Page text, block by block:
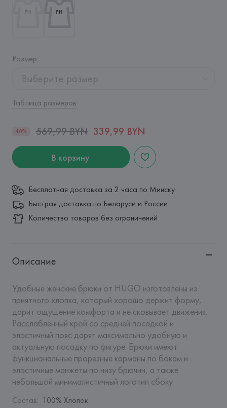
Размер:
Выберите размер
Таблица размеров
40% 569,99 BYN 339,99 BYN
В корзину
Бесплатная доставка за 2 часа по Минску
Быстрая доставка по Беларуси и России
Количество товаров без ограничений
Описание
Удобные женские брюки от HUGO изготовлены из
приятного хлопка, который хорошо держит форму,
дарит ощущение комфорта и не сковывает движения.
Расслабленный крой со средней посадкой и
эластичный пояс дарят максимально удобную и
актуальную посадку по фигуре. Брюки имеют
функциональные прорезные карманы по бокам и
эластичные манжеты по низу брючин, а также
небольшой минималистичный логотип сбоку.
Состав: 100% Хлопок